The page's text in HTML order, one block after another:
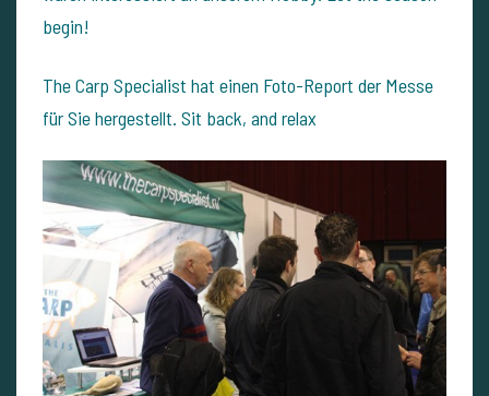
begin!
The Carp Specialist hat einen Foto-Report der Messe
für Sie hergestellt. Sit back, and relax